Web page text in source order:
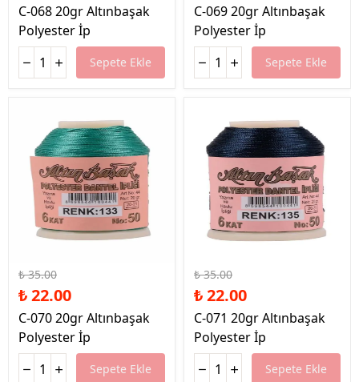
C-068 20gr Altınbaşak
Polyester İp
Sepete Ekle
C-069 20gr Altınbaşak
Polyester İp
Sepete Ekle
₺ 35.00
₺ 22.00
C-070 20gr Altınbaşak
Polyester İp
Sepete Ekle
₺ 35.00
₺ 22.00
C-071 20gr Altınbaşak
Polyester İp
Sepete Ekle